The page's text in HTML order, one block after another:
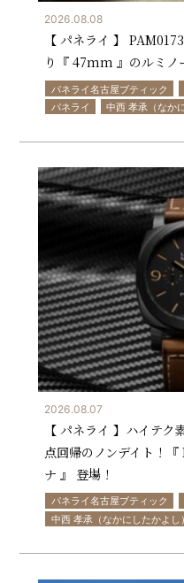
2026.08.08
【 パネライ 】
り『 47mm 』のルミノ
パネライ名古屋ブティック
パネライ
中西 孝承（なか
2026.08.07
【 パネライ 】ハイテ
点回帰のノンデイト！
ナ 』 登場！
パネライ名古屋ブティック
中西 孝承（なかにしたかよし）